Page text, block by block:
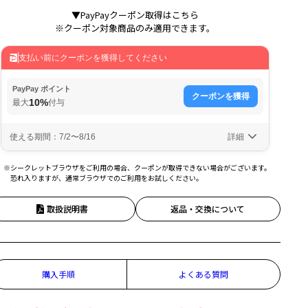
▼PayPayクーポン取得はこちら
※クーポン対象商品のみ適用できます。
※シークレットブラウザをご利用の場合、クーポンが取得できない場合がございます。
恐れ入りますが、通常ブラウザでのご利用をお試しください。
取扱説明書 返品・交換について
購入手順 よくある質問